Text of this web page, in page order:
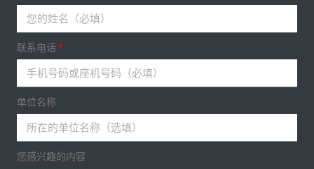
联系电话
单位名称
您感兴趣的内容